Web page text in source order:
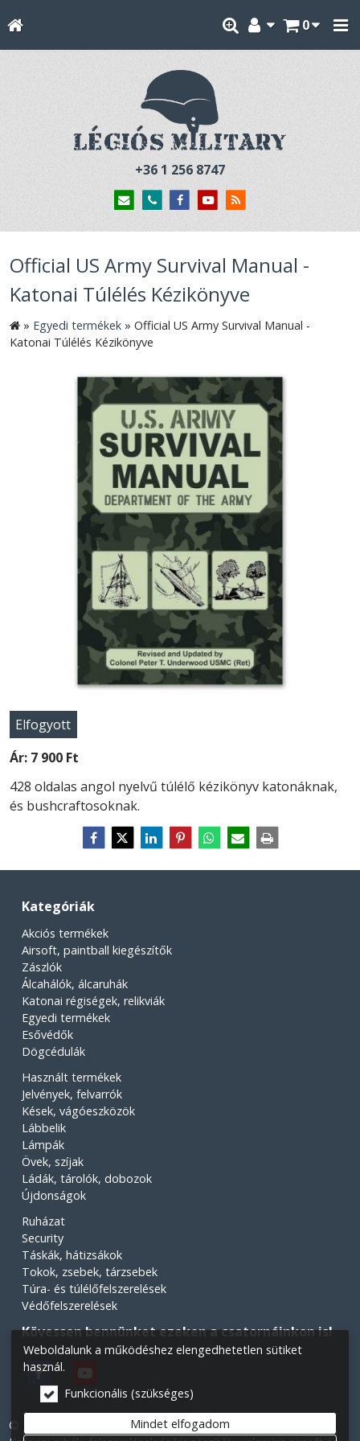
0
+36 1 256 8747
Official US Army Survival Manual -
Katonai Túlélés Kézikönyve
» Egyedi termékek » Official US Army Survival Manual -
Katonai Túlélés Kézikönyve
Elfogyott
Ár: 7 900 Ft
428 oldalas angol nyelvű túlélő kézikönyv katonáknak,
és bushcraftosoknak.
Kategóriák
Akciós termékek
Airsoft, paintball kiegészítők
Zászlók
Álcahálók, álcaruhák
Katonai régiségek, relikviák
Egyedi termékek
Esővédők
Dögcédulák
Használt termékek
Jelvények, felvarrók
Kések, vágóeszközök
Lábbelik
Lámpák
Övek, szíjak
Ládák, tárolók, dobozok
Újdonságok
Ruházat
Security
Táskák, hátizsákok
Tokok, zsebek, tárzsebek
Túra- és túlélőfelszerelések
Védőfelszerelések
Kövessen bennünket ezeken a csatornáinkon is!
© 2026 Minden jog fenntartva! Légiós Military webáruház.
Weboldalunk a működéshez elengedhetetlen sütiket
használ.
Funkcionális (szükséges)
Mindet elfogadom